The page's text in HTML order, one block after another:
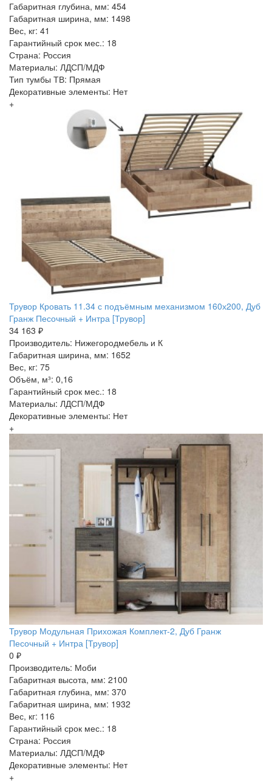
Габаритная глубина, мм: 454
Габаритная ширина, мм: 1498
Вес, кг: 41
Гарантийный срок мес.: 18
Страна: Россия
Материалы: ЛДСП/МДФ
Тип тумбы ТВ: Прямая
Декоративные элементы: Нет
+
Трувор Кровать 11.34 с подъёмным механизмом 160х200, Дуб
Гранж Песочный + Интра [Трувор]
34 163 ₽
Производитель: Нижегородмебель и К
Габаритная ширина, мм: 1652
Вес, кг: 75
Объём, м³: 0,16
Гарантийный срок мес.: 18
Материалы: ЛДСП/МДФ
Декоративные элементы: Нет
+
Трувор Модульная Прихожая Комплект-2, Дуб Гранж
Песочный + Интра [Трувор]
0 ₽
Производитель: Моби
Габаритная высота, мм: 2100
Габаритная глубина, мм: 370
Габаритная ширина, мм: 1932
Вес, кг: 116
Гарантийный срок мес.: 18
Страна: Россия
Материалы: ЛДСП/МДФ
Декоративные элементы: Нет
+